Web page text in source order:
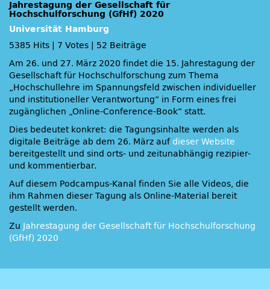
Jahrestagung der Gesellschaft für
Hochschulforschung (GfHf) 2020
Universität Hamburg
5385 Hits
7 Votes
52 Beiträge
Am 26. und 27. März 2020 findet die 15. Jahrestagung der
Gesellschaft für Hochschulforschung zum Thema
„Hochschullehre im Spannungsfeld zwischen individueller
und institutioneller Verantwortung“ in Form eines frei
zugänglichen „Online-Conference-Book“ statt.
Dies bedeutet konkret: die Tagungsinhalte werden als
digitale Beiträge ab dem 26. März aufdieser Website
bereitgestellt und sind orts- und zeitunabhängig rezipier-
und kommentierbar.
Auf diesem Podcampus-Kanal finden Sie alle Videos, die
ihm Rahmen dieser Tagung als Online-Material bereit
gestellt werden.
Zu Jahrestagung der Gesellschaft für Hochschulforschung
(GfHf) 2020